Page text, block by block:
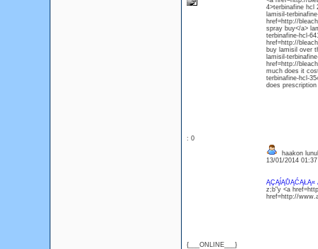
4>terbinafine hcl
lamisil-
href=http://
spray buy</a>
terbinafine-hcl-
href=http://
buy lamisil over
lamisil-
href=http://
much does it
terbinafine-hcl-
does
: 0
{___ONLINE___}
haakon
13/01/2014
ĄÇĄĺĄŮĄĆĄŁĄ«
z;b"y <a
href=http://